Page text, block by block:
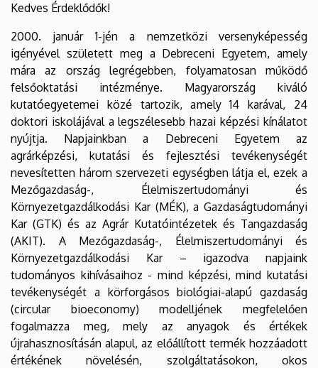
Kedves Érdeklődők!
2000. január 1-jén a nemzetközi versenyképesség
igényével született meg a Debreceni Egyetem, amely
mára az ország legrégebben, folyamatosan működő
felsőoktatási intézménye. Magyarország kiváló
kutatóegyetemei közé tartozik, amely 14 karával, 24
doktori iskolájával a legszélesebb hazai képzési kínálatot
nyújtja. Napjainkban a Debreceni Egyetem az
agrárképzési, kutatási és fejlesztési tevékenységét
nevesítetten három szervezeti egységben látja el, ezek a
Mezőgazdaság-, Élelmiszertudományi és
Környezetgazdálkodási Kar (MÉK), a Gazdaságtudományi
Kar (GTK) és az Agrár Kutatóintézetek és Tangazdaság
(AKIT). A Mezőgazdaság-, Élelmiszertudományi és
Környezetgazdálkodási Kar – igazodva napjaink
tudományos kihívásaihoz - mind képzési, mind kutatási
tevékenységét a körforgásos biológiai-alapú gazdaság
(circular bioeconomy) modelljének megfelelően
fogalmazza meg, mely az anyagok és értékek
újrahasznosításán alapul, az előállított termék hozzáadott
értékének növelésén, szolgáltatásokon, okos